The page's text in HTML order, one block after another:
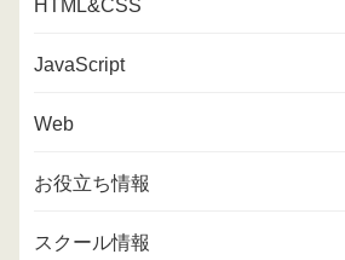
HTML&CSS
JavaScript
Web
お役立ち情報
スクール情報